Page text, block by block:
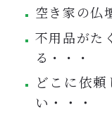
空き家の仏
不用品がた
る・・・
どこに依
い・・・